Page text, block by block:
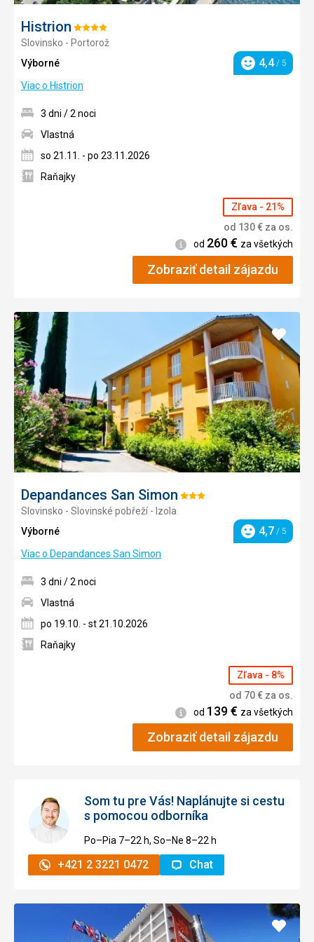
Histrion Hodnotenie:
4/5
Slovinsko - Portorož
Výborné
Hodnotenie
4,4/ 5
Viac o Histrion
3 dni / 2 noci
Vlastná
so 21.11. - po 23.11.2026
Raňajky
Zľava - 21%
od 130€ za os.
Informácie
od 260€ za všetkých
Zobraziť detail zájazdu
Depandances San Simon Hodnotenie:
Slovinsko - Slovinské pobřeží - Izola
Výborné
Hodnotenie
4,7 / 5
Viac o Depandances San Simon
Pridať
do
3 dni / 2 noci
Vlastná
po 19.10. - st 21.10.2026
Raňajky
Zľava - 8%
od 70€ za os.
Informácie
od 139€ za všetkých
Zobraziť detail zájazdu
Som tu pre Vás! Naplánujte si cestu
s pomocou odborníka
Po–Pia 7–⁠⁠⁠⁠⁠⁠22 h, So–Ne 8–⁠⁠⁠⁠⁠⁠22 h
+421 2 3221 0472 Chat
Pridať